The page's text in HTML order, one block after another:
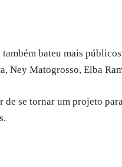
também bateu mais
Ney Matogrosso, Elba
se tornar um projeto